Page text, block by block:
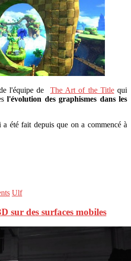
l'équipe de The Art of the Titlequi
l'évolution des graphismes dans les
été fait depuis que on a commencé à
Ulf
sur des surfaces mobiles